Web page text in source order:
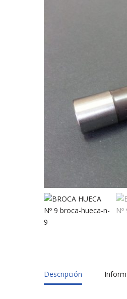
Descripción